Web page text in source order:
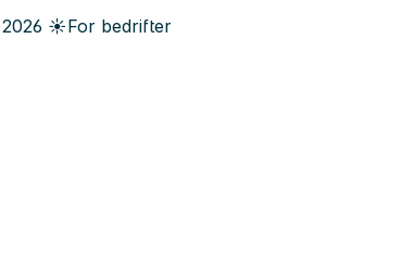
2026 ☀️For bedrifter